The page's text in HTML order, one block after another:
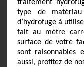
traitement
type de
d’hydrofuge à
fait au mètre
surface de votre
sont raisonnables
aussi, profitez de